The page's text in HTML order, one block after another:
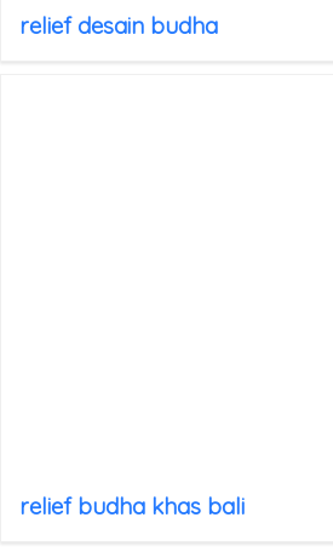
relief desain budha
relief budha khas bali